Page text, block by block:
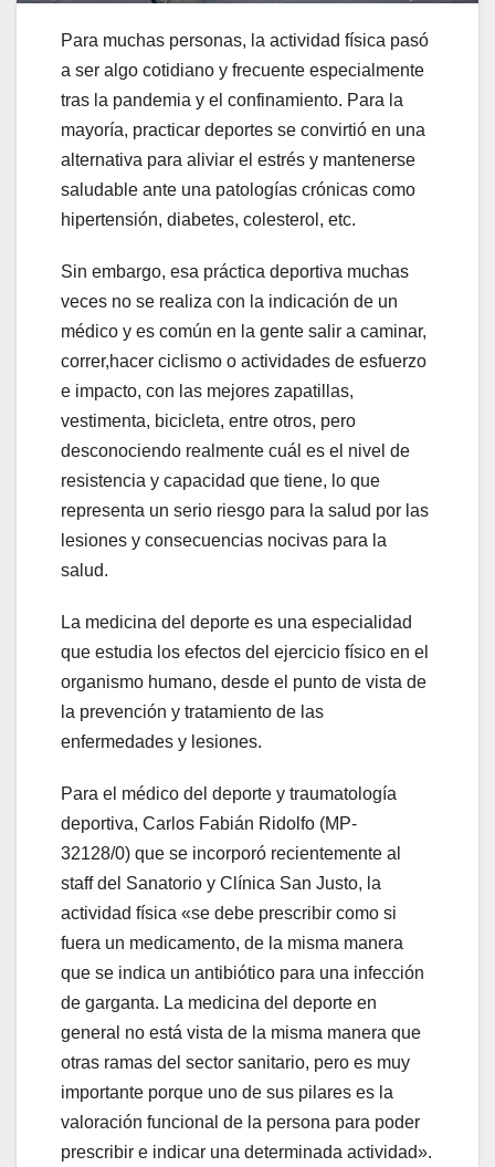
Para muchas personas, la actividad física pasó
a ser algo cotidiano y frecuente especialmente
tras la pandemia y el confinamiento. Para la
mayoría, practicar deportes se convirtió en una
alternativa para aliviar el estrés y mantenerse
saludable ante una patologías crónicas como
hipertensión, diabetes, colesterol, etc.
Sin embargo, esa práctica deportiva muchas
veces no se realiza con la indicación de un
médico y es común en la gente salir a caminar,
correr,hacer ciclismo o actividades de esfuerzo
e impacto, con las mejores zapatillas,
vestimenta, bicicleta, entre otros, pero
desconociendo realmente cuál es el nivel de
resistencia y capacidad que tiene, lo que
representa un serio riesgo para la salud por las
lesiones y consecuencias nocivas para la
salud.
La medicina del deporte es una especialidad
que estudia los efectos del ejercicio físico en el
organismo humano, desde el punto de vista de
la prevención y tratamiento de las
enfermedades y lesiones.
Para el médico del deporte y traumatología
deportiva, Carlos Fabián Ridolfo (MP-
32128/0) que se incorporó recientemente al
staff del Sanatorio y Clínica San Justo, la
actividad física «se debe prescribir como si
fuera un medicamento, de la misma manera
que se indica un antibiótico para una infección
de garganta. La medicina del deporte en
general no está vista de la misma manera que
otras ramas del sector sanitario, pero es muy
importante porque uno de sus pilares es la
valoración funcional de la persona para poder
prescribir e indicar una determinada actividad».